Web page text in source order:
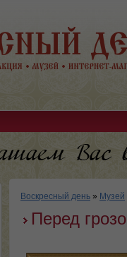
Воскресный день » Музей
Перед